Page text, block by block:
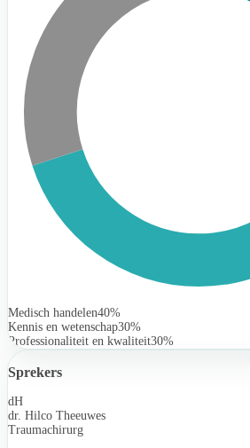
Medisch handelen40%
Kennis en wetenschap30%
Professionaliteit en kwaliteit30%
Sprekers
dH
dr. Hilco Theeuwes
Traumachirurg